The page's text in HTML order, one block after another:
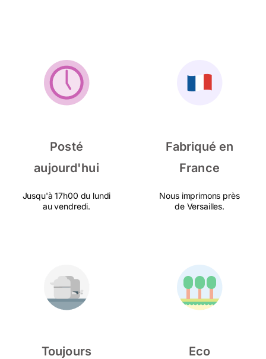
Posté
aujourd'hui
Jusqu'à 17h00 du lundi
au vendredi.
Fabriqué en
France
Nous imprimons près
de Versailles.
Toujours
Eco